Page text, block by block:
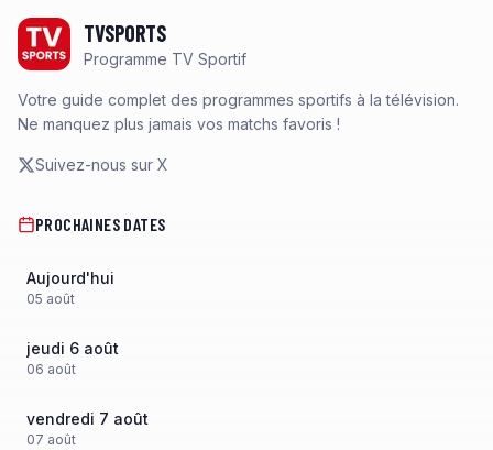
TVSPORTS
Programme TV Sportif
Votre guide complet des programmes sportifs à la télévision.
Ne manquez plus jamais vos matchs favoris !
Suivez-nous sur X
PROCHAINES DATES
Aujourd'hui
05 août
jeudi 6 août
06 août
vendredi 7 août
07 août